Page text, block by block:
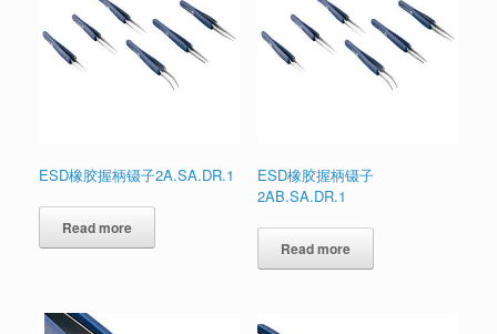
ESD橡胶握柄镊子2A.SA.DR.1
Read more
ESD橡胶握柄镊子
2AB.SA.DR.1
Read more